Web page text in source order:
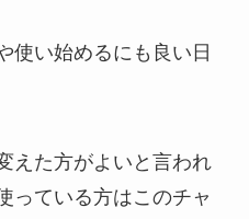
使い始めるにも良い日
えた方がよいと言われ
っている方はこのチャ